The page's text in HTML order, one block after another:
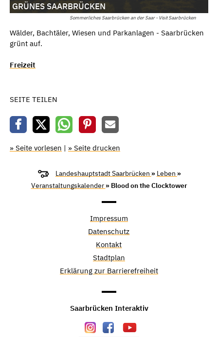
Sommerliches Saarbrücken an der Saar - Visit Saarbrücken
GRÜNES SAARBRÜCKEN
Wälder, Bachtäler, Wiesen und Parkanlagen - Saarbrücken
grünt auf.
Freizeit
SEITE TEILEN
» Seite vorlesen | » Seite drucken
Landeshauptstadt Saarbrücken » Leben »
Veranstaltungskalender » Blood on the Clocktower
Impressum
Datenschutz
Kontakt
Stadtplan
Erklärung zur Barrierefreiheit
Saarbrücken Interaktiv